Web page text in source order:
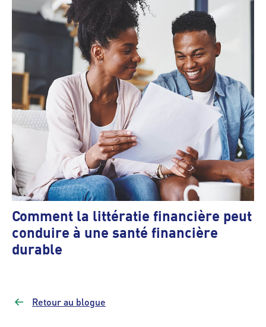
Comment la littératie financière peut
conduire à une santé financière
durable
Retour au blogue